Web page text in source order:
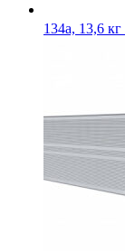
134a, 13,6 кг